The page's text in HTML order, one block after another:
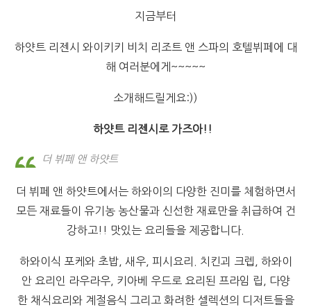
지금부터
하얏트 리젠시 와이키키 비치 리조트 앤 스파의 호텔뷔페에 대
해 여러분에게~~~~~
소개해드릴게요:))
하얏트 리젠시로 가즈아!!
더 뷔페 앤 하얏트
더 뷔페 앤 하얏트에서는 하와이의 다양한 진미를 체험하면서
모든 재료들이 유기농 농산물과 신선한 재료만을 취급하여 건
강하고!! 맛있는 요리들을 제공합니다.
하와이식 포케와 초밥, 새우, 피시요리. 치킨괴 크렙, 하와이
안 요리인 라우라우, 키아베 우드로 요리된 프라임 립, 다양
한 채식요리와 계절음식 그리고 화려한 셀렉션의 디저트들을